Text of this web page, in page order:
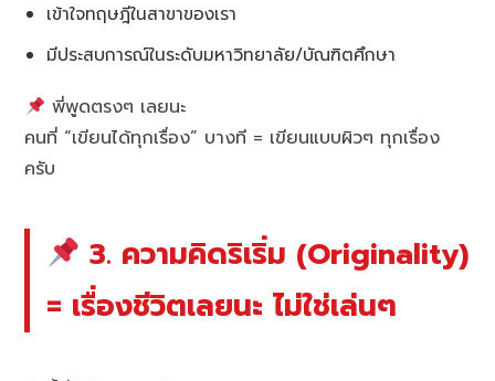
เข้าใจทฤษฎีในสาขาของเรา
มีประสบการณ์ในระดับมหาวิทยาลัย/บัณฑิตศึกษา
พี่พูดตรงๆ เลยนะ
คนที่ “เขียนได้ทุกเรื่อง” บางที = เขียนแบบผิวๆ ทุกเรื่อง
ครับ
3. ความคิดริเริ่ม (Originality)
= เรื่องชีวิตเลยนะ ไม่ใช่เล่นๆ